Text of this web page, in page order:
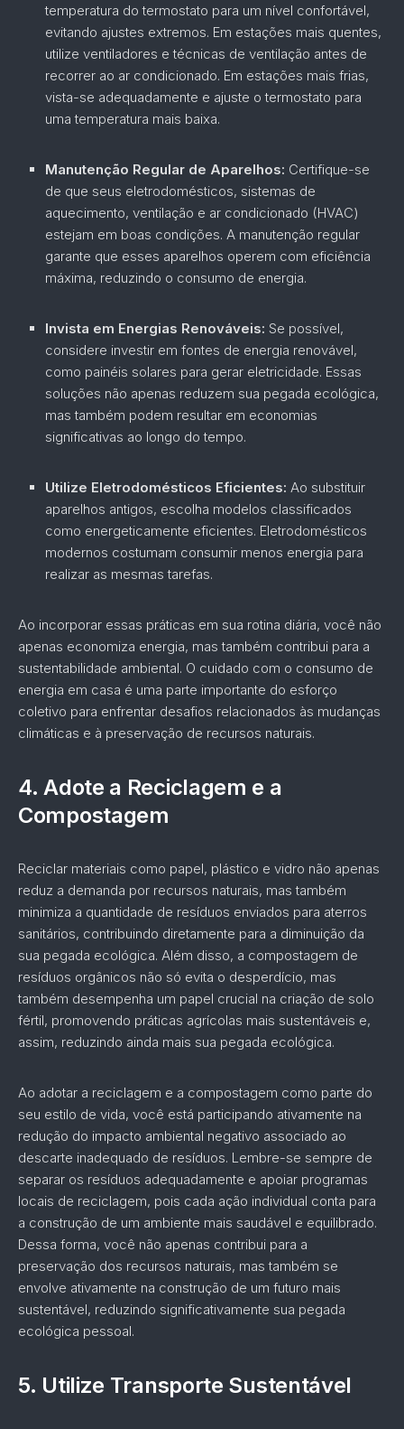
temperatura do termostato para um nível confortável,
evitando ajustes extremos. Em estações mais quentes,
utilize ventiladores e técnicas de ventilação antes de
recorrer ao ar condicionado. Em estações mais frias,
vista-se adequadamente e ajuste o termostato para
uma temperatura mais baixa.
Manutenção Regular de Aparelhos: Certifique-se
de que seus eletrodomésticos, sistemas de
aquecimento, ventilação e ar condicionado (HVAC)
estejam em boas condições. A manutenção regular
garante que esses aparelhos operem com eficiência
máxima, reduzindo o consumo de energia.
Invista em Energias Renováveis: Se possível,
considere investir em fontes de energia renovável,
como painéis solares para gerar eletricidade. Essas
soluções não apenas reduzem sua pegada ecológica,
mas também podem resultar em economias
significativas ao longo do tempo.
Utilize Eletrodomésticos Eficientes: Ao substituir
aparelhos antigos, escolha modelos classificados
como energeticamente eficientes. Eletrodomésticos
modernos costumam consumir menos energia para
realizar as mesmas tarefas.
Ao incorporar essas práticas em sua rotina diária, você não
apenas economiza energia, mas também contribui para a
sustentabilidade ambiental. O cuidado com o consumo de
energia em casa é uma parte importante do esforço
coletivo para enfrentar desafios relacionados às mudanças
climáticas e à preservação de recursos naturais.
4.Adote a Reciclagem e a
Compostagem
Reciclar materiais como papel, plástico e vidro não apenas
reduz a demanda por recursos naturais, mas também
minimiza a quantidade de resíduos enviados para aterros
sanitários, contribuindo diretamente para a diminuição da
sua pegada ecológica. Além disso, a compostagem de
resíduos orgânicos não só evita o desperdício, mas
também desempenha um papel crucial na criação de solo
fértil, promovendo práticas agrícolas mais sustentáveis e,
assim, reduzindo ainda mais sua pegada ecológica.
Ao adotar a reciclagem e a compostagem como parte do
seu estilo de vida, você está participando ativamente na
redução do impacto ambiental negativo associado ao
descarte inadequado de resíduos. Lembre-se sempre de
separar os resíduos adequadamente e apoiar programas
locais de reciclagem, pois cada ação individual conta para
a construção de um ambiente mais saudável e equilibrado.
Dessa forma, você não apenas contribui para a
preservação dos recursos naturais, mas também se
envolve ativamente na construção de um futuro mais
sustentável, reduzindo significativamente sua pegada
ecológica pessoal.
5. Utilize Transporte Sustentável